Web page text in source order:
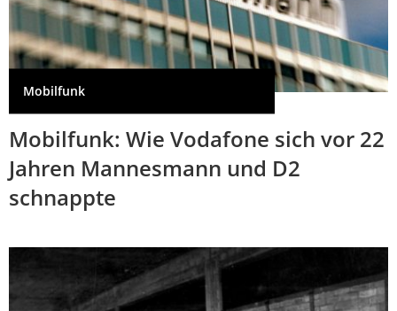
Mobilfunk
Mobilfunk: Wie Vodafone sich vor 22
Jahren Mannesmann und D2
schnappte